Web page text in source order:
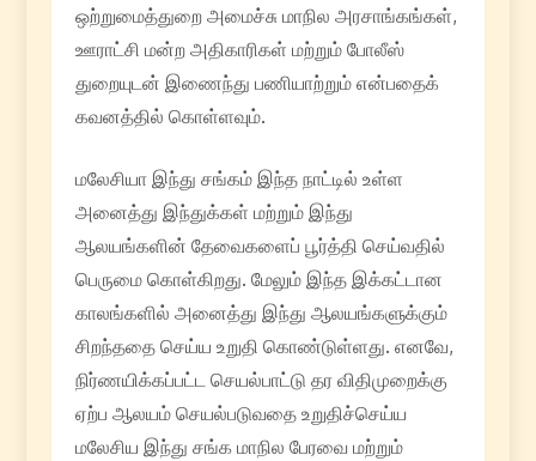
ஒற்றுமைத்துறை அமைச்சு மாநில அரசாங்கங்கள்,
ஊராட்சி மன்ற அதிகாரிகள் மற்றும் போலீஸ்
துறையுடன் இணைந்து பணியாற்றும் என்பதைக்
கவனத்தில் கொள்ளவும்.
மலேசியா இந்து சங்கம் இந்த நாட்டில் உள்ள
அனைத்து இந்துக்கள் மற்றும் இந்து
ஆலயங்களின் தேவைகளைப் பூர்த்தி செய்வதில்
பெருமை கொள்கிறது. மேலும் இந்த இக்கட்டான
காலங்களில் அனைத்து இந்து ஆலயங்களுக்கும்
சிறந்ததை செய்ய உறுதி கொண்டுள்ளது. எனவே,
நிர்ணயிக்கப்பட்ட செயல்பாட்டு தர விதிமுறைக்கு
ஏற்ப ஆலயம் செயல்படுவதை உறுதிச்செய்ய
மலேசிய இந்து சங்க மாநில பேரவை மற்றும்